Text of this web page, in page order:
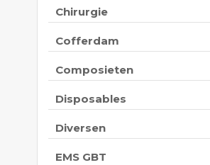
Chirurgie
Cofferdam
Composieten
Disposables
Diversen
EMS GBT